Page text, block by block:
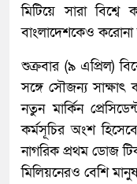
মিটিয়ে সারা বিশ্বে
বাংলাদেশকেও করোনা
শুক্রবার (৯ এপ্রিল)
সঙ্গে সৌজন্য
নতুন মার্কিন
কর্মসূচির অংশ
নাগরিক প্রথম ডোজ
মিলিয়নেরও বেশি